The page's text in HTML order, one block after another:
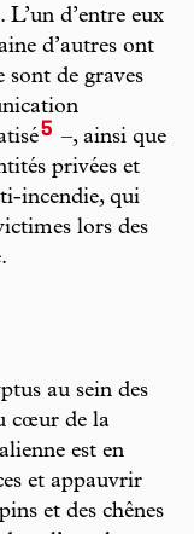
d’entre eux
d’autres ont
sont de graves
5 –, ainsi que
privées et
incendie, qui
lors des
au sein des
cœur de la
est en
et appauvrir
et des chênes